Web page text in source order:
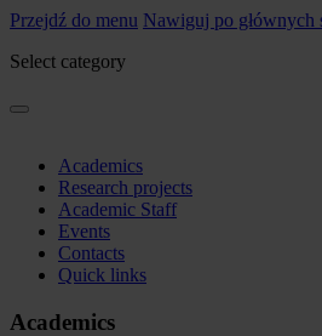
Przejdź do menu Nawiguj po głównych
Select category
Academics
Research projects
Academic Staff
Events
Contacts
Quick links
Academics